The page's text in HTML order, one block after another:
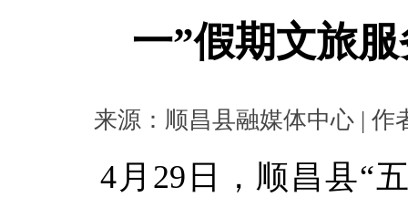
一”假期文旅
来源：顺昌县融媒体中心 | 作
4月29日，顺昌县“